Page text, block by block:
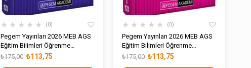
★ ★ ★ ★ ★ 0
Pegem Yayınları 2026 MEB AGS
Eğitim Bilimleri Öğrenme
Psikolojisi Video Destekli Ders
₺113,75
₺175,00
★ ★ ★ ★ ★ 0
Pegem Yayınları 2026 MEB AGS
Eğitim Bilimleri Öğrenme
Psikolojisi Video Destekli Ders
₺113,75
₺175,00